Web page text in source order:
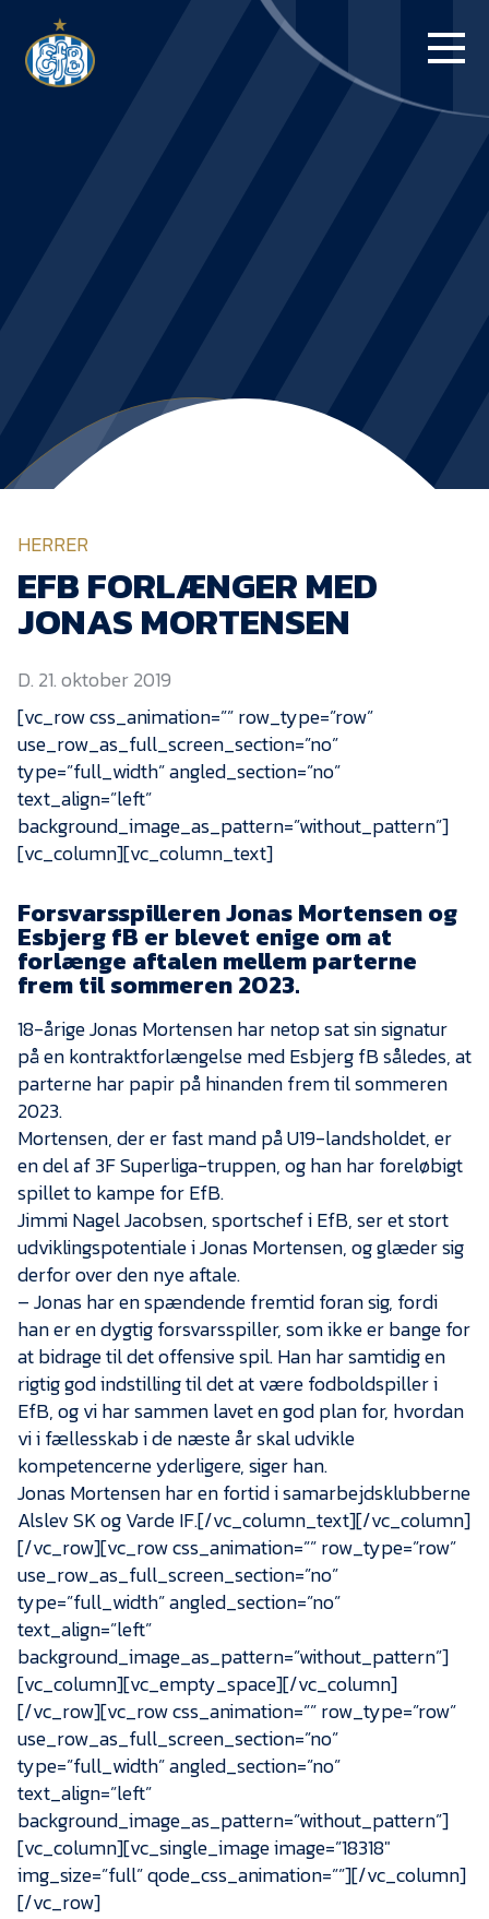
BLUE WATER
NYHEDER
EfB Akademi
Sydvestjysk Fodbold
Samarbejde
Partnere
Blue Water Arena
Aktionærinformation
Kontakt
Job i EfB
Presse
HERRER
EFB FORLÆNGER MED
JONAS MORTENSEN
D. 21. oktober 2019
[vc_row css_animation=”” row_type=”row”
use_row_as_full_screen_section=”no”
type=”full_width” angled_section=”no”
text_align=”left”
background_image_as_pattern=”without_pattern”]
[vc_column][vc_column_text]
Forsvarsspilleren Jonas Mortensen og
Esbjerg fB er blevet enige om at
forlænge aftalen mellem parterne
frem til sommeren 2023.
18-årige Jonas Mortensen har netop sat sin signatur
på en kontraktforlængelse med Esbjerg fB således, at
parterne har papir på hinanden frem til sommeren
2023.
Mortensen, der er fast mand på U19-landsholdet, er
en del af 3F Superliga-truppen, og han har foreløbigt
spillet to kampe for EfB.
Jimmi Nagel Jacobsen, sportschef i EfB, ser et stort
udviklingspotentiale i Jonas Mortensen, og glæder sig
derfor over den nye aftale.
– Jonas har en spændende fremtid foran sig, fordi
han er en dygtig forsvarsspiller, som ikke er bange for
at bidrage til det offensive spil. Han har samtidig en
rigtig god indstilling til det at være fodboldspiller i
EfB, og vi har sammen lavet en god plan for, hvordan
vi i fællesskab i de næste år skal udvikle
kompetencerne yderligere, siger han.
Jonas Mortensen har en fortid i samarbejdsklubberne
Alslev SK og Varde IF.[/vc_column_text][/vc_column]
[/vc_row][vc_row css_animation=”” row_type=”row”
use_row_as_full_screen_section=”no”
type=”full_width” angled_section=”no”
text_align=”left”
background_image_as_pattern=”without_pattern”]
[vc_column][vc_empty_space][/vc_column]
[/vc_row][vc_row css_animation=”” row_type=”row”
use_row_as_full_screen_section=”no”
type=”full_width” angled_section=”no”
text_align=”left”
background_image_as_pattern=”without_pattern”]
[vc_column][vc_single_image image=”18318″
img_size=”full” qode_css_animation=””][/vc_column]
[/vc_row]